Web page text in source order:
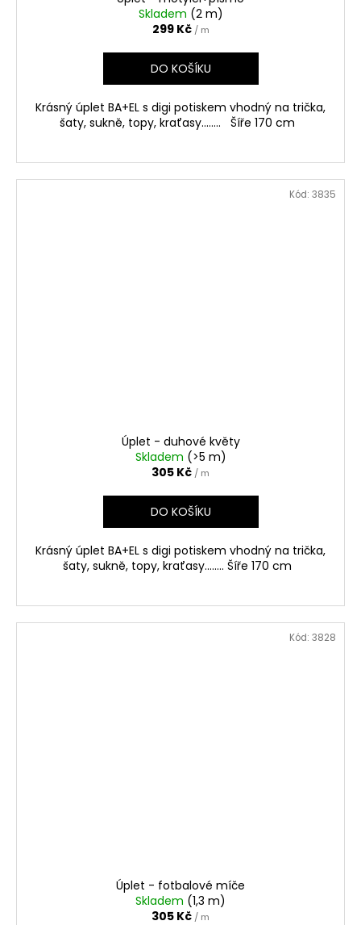
Skladem (2 m)
299 Kč / m
DO KOŠÍKU
Krásný úplet BA+EL s digi potiskem vhodný na trička,
šaty, sukně, topy, kraťasy........ Šíře 170 cm
Úplet - duhové květy
Skladem (>5 m)
305 Kč / m
DO KOŠÍKU
Krásný úplet BA+EL s digi potiskem vhodný na trička,
šaty, sukně, topy, kraťasy........ Šíře 170 cm
Kód: 3835
Úplet - fotbalové míče
Skladem (1,3 m)
305 Kč / m
Kód: 3828